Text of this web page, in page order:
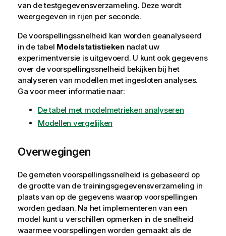
van de testgegevensverzameling. Deze wordt
weergegeven in rijen per seconde.
De voorspellingssnelheid kan worden geanalyseerd
in de tabel Modelstatistiekennadat uw
experimentversie is uitgevoerd. U kunt ook gegevens
over de voorspellingssnelheid bekijken bij het
analyseren van modellen met ingesloten analyses.
Ga voor meer informatie naar:
De tabel met modelmetrieken analyseren
Modellen vergelijken
Overwegingen
De gemeten voorspellingssnelheid is gebaseerd op
de grootte van de trainingsgegevensverzameling in
plaats van op de gegevens waarop voorspellingen
worden gedaan. Na het implementeren van een
model kunt u verschillen opmerken in de snelheid
waarmee voorspellingen worden gemaakt als de